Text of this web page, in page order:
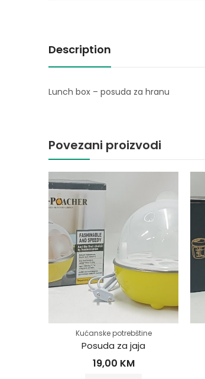
Description
Lunch box – posuda za hranu
Povezani proizvodi
Kućanske potrebštine
Posuda za jaja
19,00 KM